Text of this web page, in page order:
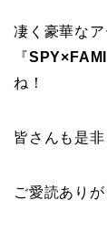
凄く豪華な
『
ね！
皆さんも是
ご愛読あり